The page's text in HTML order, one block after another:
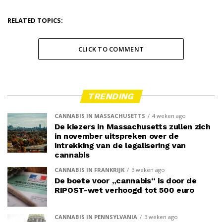
RELATED TOPICS:
CLICK TO COMMENT
TRENDING
CANNABIS IN MASSACHUSETTS 4 weken ago
De kiezers in Massachusetts zullen zich
in november uitspreken over de
intrekking van de legalisering van
cannabis
CANNABIS IN FRANKRIJK 3 weken ago
De boete voor „cannabis“ is door de
RIPOST-wet verhoogd tot 500 euro
CANNABIS IN PENNSYLVANIA 3 weken ago